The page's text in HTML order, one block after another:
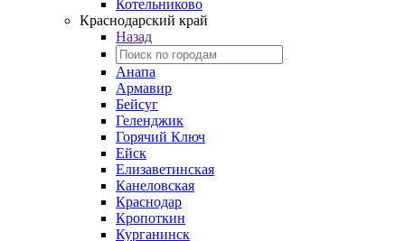
Котельниково
Краснодарский край
Назад
Анапа
Армавир
Бейсуг
Геленджик
Горячий Ключ
Ейск
Елизаветинская
Канеловская
Краснодар
Кропоткин
Курганинск